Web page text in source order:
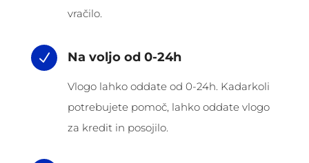
vračilo.
N Na voljo od 0-24h
Vlogo lahko oddate od 0-24h. Kadarkoli
potrebujete pomoč, lahko oddate vlogo
za kredit in posojilo.